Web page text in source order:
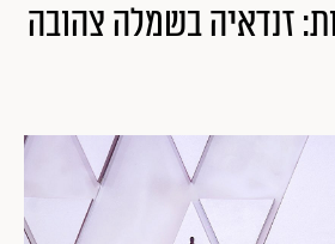
זנדאיה בשמלה צהובה